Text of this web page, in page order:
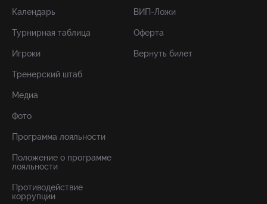
Календарь
Турнирная таблица
Игроки
Тренерский штаб
Медиа
Фото
Программа лояльности
Положение о программе
лояльности
Противодействие
коррупции
ВИП-Ложи
Оферта
Вернуть билет